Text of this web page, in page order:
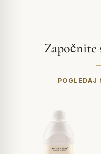
Započnite
POGLEDAJ